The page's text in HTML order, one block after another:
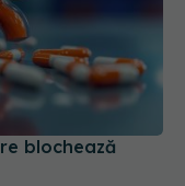
blochează